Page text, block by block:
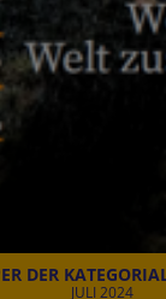
DER
JULI 2024